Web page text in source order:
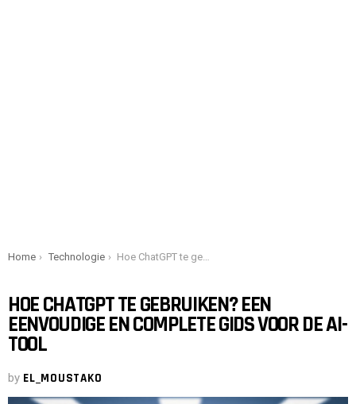
You are here:
Home Technologie Hoe ChatGPT te gebruiken? Een eenvoudige en complete gids voor de AI-tool
HOE CHATGPT TE GEBRUIKEN? EEN
EENVOUDIGE EN COMPLETE GIDS VOOR DE AI-
TOOL
by EL_MOUSTAKO